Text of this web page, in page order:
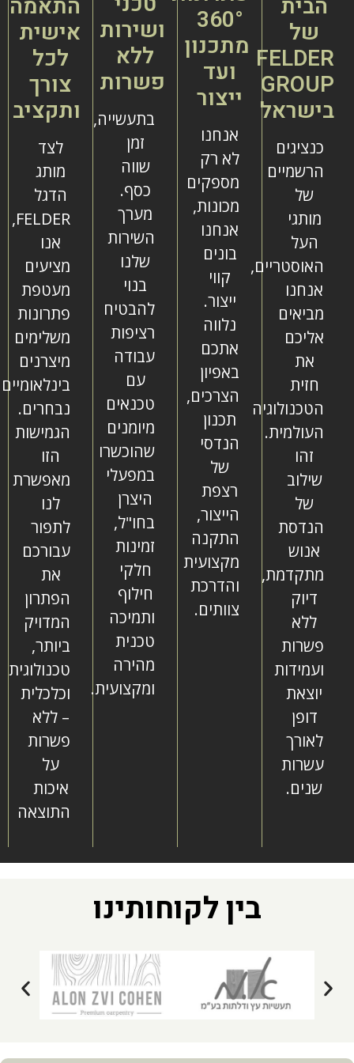
הבית
של
FELDER
GROUP
בישראל
כנציגים
הרשמיים
של
מותגי
העל
האוסטריים,
אנחנו
מביאים
אליכם
את
חזית
הטכנולוגיה
העולמית.
זהו
שילוב
של
הנדסת
אנוש
מתקדמת,
דיוק
ללא
פשרות
ועמידות
יוצאת
דופן
לאורך
עשרות
שנים.
360°
מתכנון
ועד
ייצור
אנחנו
לא רק
מספקים
מכונות,
אנחנו
בונים
קווי
ייצור.
נלווה
אתכם
באפיון
הצרכים,
תכנון
הנדסי
של
רצפת
הייצור,
התקנה
מקצועית
והדרכת
צוותים.
ושירות
ללא
פשרות
בתעשייה,
זמן
שווה
כסף.
מערך
השירות
שלנו
בנוי
להבטיח
רציפות
עבודה
עם
טכנאים
מיומנים
שהוכשרו
במפעלי
היצרן
בחו"ל,
זמינות
חלקי
חילוף
ותמיכה
טכנית
מהירה
ומקצועית.
התאמה
אישית
לכל
צורך
ותקציב
לצד
מותג
הדגל
FELDER,
אנו
מציעים
מעטפת
פתרונות
משלימים
מיצרנים
בינלאומיים
נבחרים.
הגמישות
הזו
מאפשרת
לנו
לתפור
עבורכם
את
הפתרון
המדויק
ביותר,
טכנולוגית
וכלכלית
– ללא
פשרות
על
איכות
התוצאה
בין לקוחותינו